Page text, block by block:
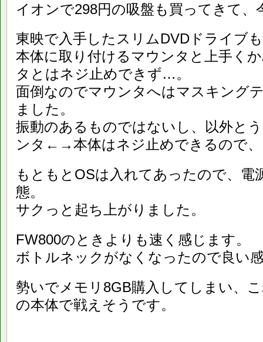
イオンで298円の吸盤も買ってきて、
東映で入手したスリムDVDドライブ
本体に取り付けるマウンタと上手く
タとはネジ止めできず…。
面倒なのでマウンタへはマスキング
ました。
振動のあるものではないし、以外と
ンタ←→本体はネジ止めできるので
もともとOSは入れてあったので、電
態。
サクっと起ち上がりました。
FW800のときよりも速く感じます。
ボトルネックがなくなったので良い
勢いでメモリ8GB購入してしまい、
の本体で戦えそうです。